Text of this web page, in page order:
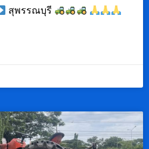
สุพรรณบุรี